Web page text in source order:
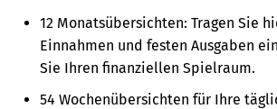
12 Monatsübersichten: Tragen Sie
Einnahmen und festen Ausgaben
Sie Ihren finanziellen Spielraum.
54 Wochenübersichten für Ihre